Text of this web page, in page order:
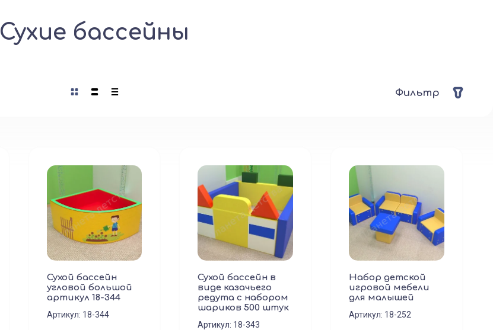
Сухие бассейны
Фильтр
Сухой бассейн
угловой большой
артикул 18-344
Артикул: 18-344
Сухой бассейн в
виде казачьего
редута с набором
шариков 500 штук
Артикул: 18-343
Набор детской
игровой мебели
для малышей
Артикул: 18-252